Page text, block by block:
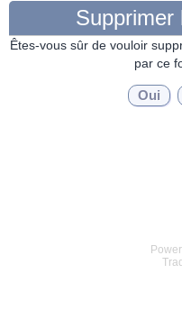
Supprimer
Êtes-vous sûr de vouloir
par ce